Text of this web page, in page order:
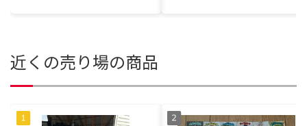
近くの売り場の商品